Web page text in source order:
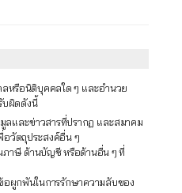
ลหรือนิติบุคคลใด ๆ และอำนวย
บผิดดังนี้
ลและข่าวสารที่ปรากฏ และสมาคม
อวัตถุประสงค์อื่น ๆ
ภาษี ด้านบัญชี หรือด้านอื่น ๆ ที่
อผูกพันในการรักษาความลับของ